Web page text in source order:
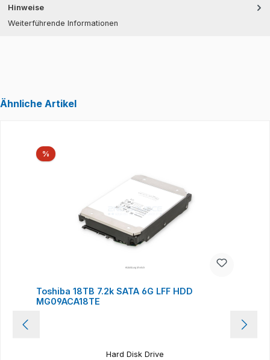
Hinweise
Weiterführende Informationen
Ähnliche Artikel
%Rabatt
Toshiba 18TB 7.2k SATA 6G LFF HDD
MG09ACA18TE
Hard Disk Drive